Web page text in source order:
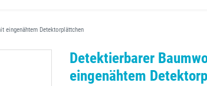
eingenähtem Detektorplättchen
Detektierbarer
eingenähtem